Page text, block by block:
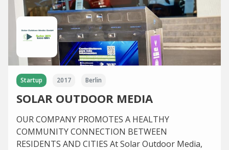
Startup 2017 Berlin
SOLAR OUTDOOR MEDIA
OUR COMPANY PROMOTES A HEALTHY
COMMUNITY CONNECTION BETWEEN
RESIDENTS AND CITIES At Solar Outdoor Media,